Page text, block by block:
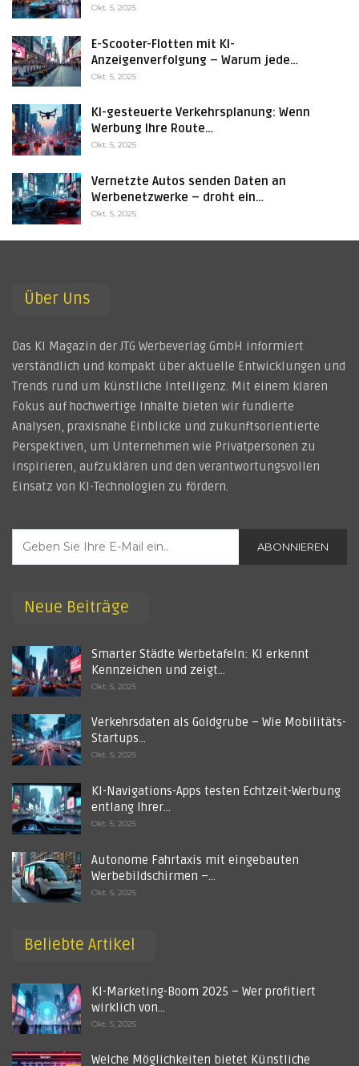
Okt. 5, 2025
E-Scooter-Flotten mit KI-
Anzeigenverfolgung – Warum jede…
Okt. 5, 2025
KI-gesteuerte Verkehrsplanung: Wenn
Werbung Ihre Route…
Okt. 5, 2025
Vernetzte Autos senden Daten an
Werbenetzwerke – droht ein…
Okt. 5, 2025
Über Uns
Das KI Magazin der JTG Werbeverlag GmbH informiert
verständlich und kompakt über aktuelle Entwicklungen und
Trends rund um künstliche Intelligenz. Mit einem klaren
Fokus auf hochwertige Inhalte bieten wir fundierte
Analysen, praxisnahe Einblicke und zukunftsorientierte
Perspektiven, um Unternehmen wie Privatpersonen zu
inspirieren, aufzuklären und den verantwortungsvollen
Einsatz von KI-Technologien zu fördern.
ABONNIEREN
Neue Beiträge
Smarter Städte Werbetafeln: KI erkennt
Kennzeichen und zeigt…
Okt. 5, 2025
Verkehrsdaten als Goldgrube – Wie Mobilitäts-
Startups…
Okt. 5, 2025
KI-Navigations-Apps testen Echtzeit-Werbung
entlang Ihrer…
Okt. 5, 2025
Autonome Fahrtaxis mit eingebauten
Werbebildschirmen –…
Okt. 5, 2025
Beliebte Artikel
KI-Marketing-Boom 2025 – Wer profitiert
wirklich von…
Okt. 5, 2025
Welche Möglichkeiten bietet Künstliche